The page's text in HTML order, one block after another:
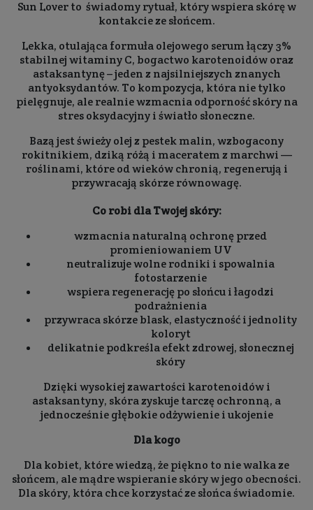
Sun Lover to świadomy rytuał, który wspiera skórę w
kontakcie ze słońcem.
Lekka, otulająca formuła olejowego serum łączy 3%
stabilnej witaminy C, bogactwo karotenoidów oraz
astaksantynę – jeden z najsilniejszych znanych
antyoksydantów. To kompozycja, która nie tylko
pielęgnuje, ale realnie wzmacnia odporność skóry na
stres oksydacyjny i światło słoneczne.
Bazą jest świeży olej z pestek malin, wzbogacony
rokitnikiem, dziką różą i maceratem z marchwi —
roślinami, które od wieków chronią, regenerują i
przywracają skórze równowagę.
Co robi dla Twojej skóry:
wzmacnia naturalną ochronę przed
promieniowaniem UV
neutralizuje wolne rodniki i spowalnia
fotostarzenie
wspiera regenerację po słońcu i łagodzi
podrażnienia
przywraca skórze blask, elastyczność i jednolity
koloryt
delikatnie podkreśla efekt zdrowej, słonecznej
skóry
Dzięki wysokiej zawartości karotenoidów i
astaksantyny, skóra zyskuje tarczę ochronną, a
jednocześnie głębokie odżywienie i ukojenie
Dla kogo
Dla kobiet, które wiedzą, że piękno to nie walka ze
słońcem, ale mądre wspieranie skóry w jego obecności.
Dla skóry, która chce korzystać ze słońca świadomie.